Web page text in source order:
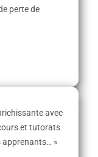
perte de
avec
et tutorats
apprenants… »